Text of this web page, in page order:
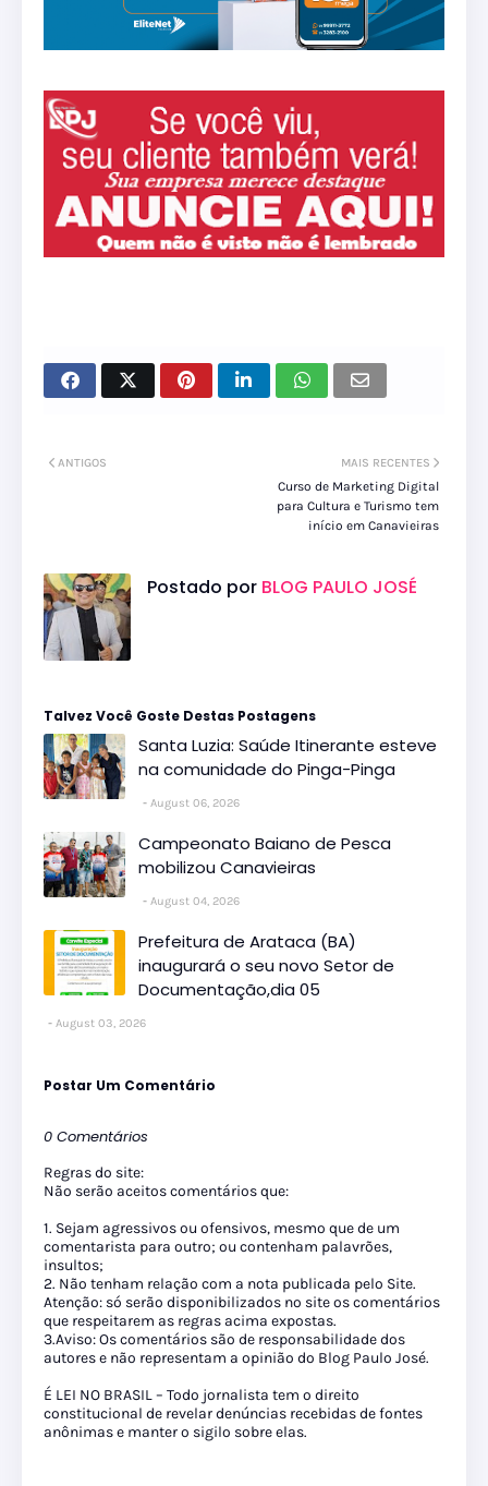
MAIS RECENTES
Curso de Marketing Digital
para Cultura e Turismo tem
início em Canavieiras
ANTIGOS
Postado por BLOG PAULO JOSÉ
Talvez Você Goste Destas Postagens
Santa Luzia: Saúde Itinerante esteve
na comunidade do Pinga-Pinga
August 06, 2026
Campeonato Baiano de Pesca
mobilizou Canavieiras
August 04, 2026
Prefeitura de Arataca (BA)
inaugurará o seu novo Setor de
Documentação,dia 05
August 03, 2026
Postar Um Comentário
0 Comentários
Regras do site:
Não serão aceitos comentários que:
1. Sejam agressivos ou ofensivos, mesmo que de um
comentarista para outro; ou contenham palavrões,
insultos;
2. Não tenham relação com a nota publicada pelo Site.
Atenção: só serão disponibilizados no site os comentários
que respeitarem as regras acima expostas.
3.Aviso: Os comentários são de responsabilidade dos
autores e não representam a opinião do Blog Paulo José.
É LEI NO BRASIL – Todo jornalista tem o direito
constitucional de revelar denúncias recebidas de fontes
anônimas e manter o sigilo sobre elas.